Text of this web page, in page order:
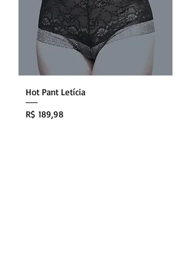
Hot Pant Letícia
Preço
R$ 189,98